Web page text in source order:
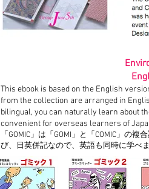
This ebook is based on the English
from the collection are arranged in
bilingual, you can naturally learn about
convenient for overseas learners of
「GOMIC」は「GOMI」と「COMIC」の
び、日英併記なので、英語も同時に学べ